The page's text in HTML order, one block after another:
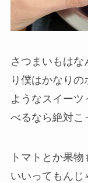
さつまいもは
り僕はかなり
ようなスイー
べるなら絶対こ
トマトとか果
いいってもんじ